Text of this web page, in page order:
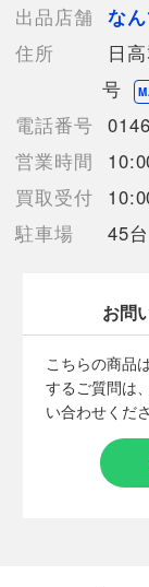
5.7、最大巻上長:
129
cm（ハンドル1回
g、最大ドラグ力:
28
kg
【使用予定配送
【こちらの商品は
ョップと併売を行
タイミングにより
【備考/コメント】
■使用にともない
感、剥がれ等ご
■簡単な動作確認
■写真にはリール
出品店舗
な
住所
日
号
電話番号
営業時間
買取受付
駐車場
45台
お問
こちらの商品
するご質問は
い合わせくださ